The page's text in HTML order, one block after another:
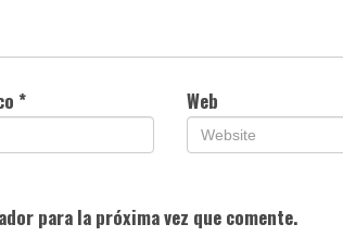
* Web
para la próxima vez que comente.